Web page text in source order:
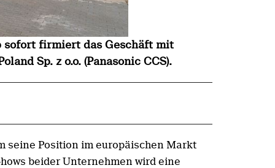
sofort firmiert das Geschäft mit
Sp. z o.o. (Panasonic CCS).
seine Position im europäischen Markt
beider Unternehmen wird eine